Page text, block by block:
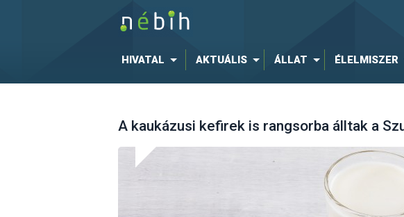
HIVATAL AKTUÁLIS ÁLLAT ÉLELMISZER
A kaukázusi kefirek is rangsorba álltak a